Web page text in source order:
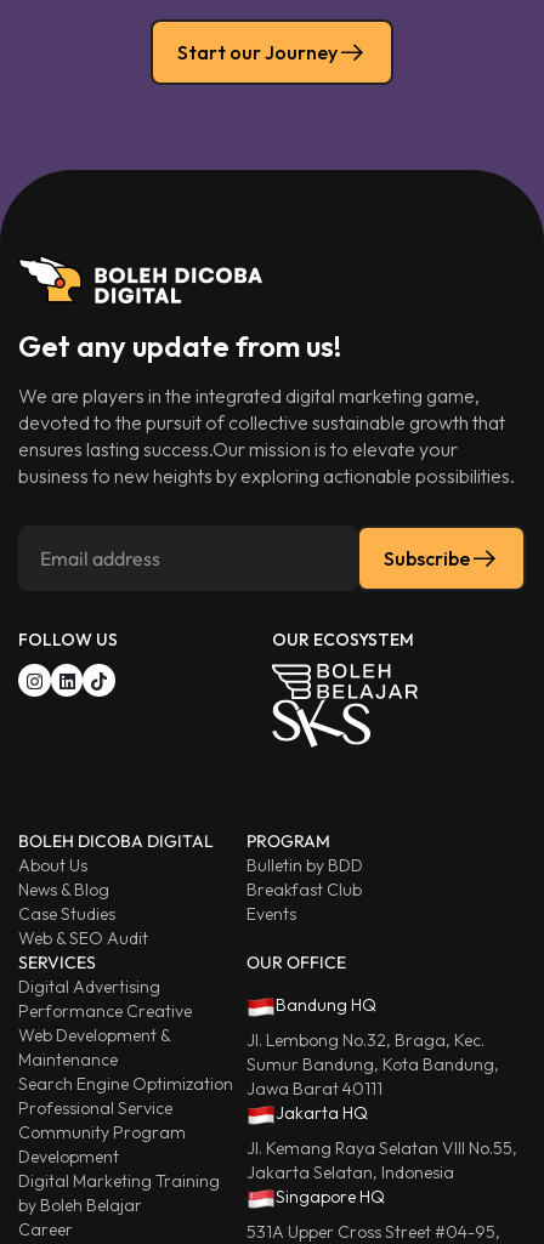
Start our Journey
Get any update from us!
We are players in the integrated digital marketing game,
devoted to the pursuit of collective sustainable growth that
ensures lasting success.Our mission is to elevate your
business to new heights by exploring actionable possibilities.
Subscribe
FOLLOW US OUR ECOSYSTEM
BOLEH DICOBA DIGITAL
About Us
News & Blog
Case Studies
Web & SEO Audit
PROGRAM
Bulletin by BDD
Breakfast Club
Events
SERVICES
Digital Advertising
Performance Creative
Web Development &
Maintenance
Search Engine Optimization
Professional Service
Community Program
Development
Digital Marketing Training
by Boleh Belajar
Career
OUR OFFICE
Bandung HQ
Jl. Lembong No.32, Braga, Kec.
Sumur Bandung, Kota Bandung,
Jawa Barat 40111
Jakarta HQ
Jl. Kemang Raya Selatan VIII No.55,
Jakarta Selatan, Indonesia
Singapore HQ
531A Upper Cross Street #04-95,